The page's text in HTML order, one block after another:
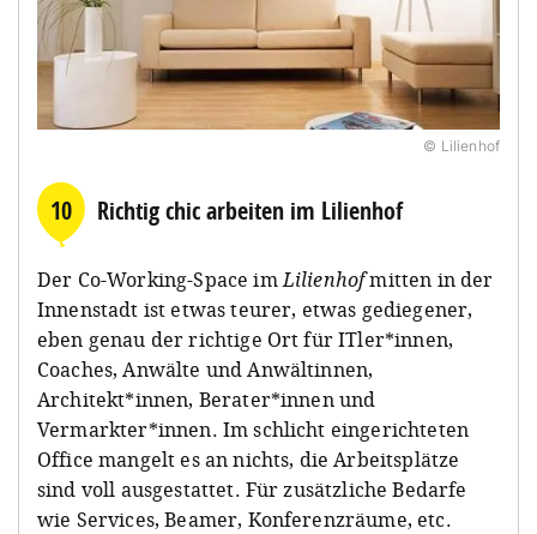
© Lilienhof
10 Richtig chic arbeiten im Lilienhof
Der Co-Working-Space imLilienhofmitten in der
Innenstadt ist etwas teurer, etwas gediegener,
eben genau der richtige Ort für ITler*innen,
Coaches, Anwälte und Anwältinnen,
Architekt*innen, Berater*innen und
Vermarkter*innen. Im schlicht eingerichteten
Office mangelt es an nichts, die Arbeitsplätze
sind voll ausgestattet. Für zusätzliche Bedarfe
wie Services, Beamer, Konferenzräume, etc.